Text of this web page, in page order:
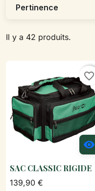
Il y a 42 produits.
Pertinence

favorite_border
SAC CLASSIC RIGIDE
139,90 €